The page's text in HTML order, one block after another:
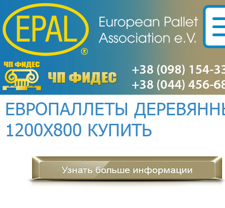
ЕВРОПАЛЛЕТЫ
1200Х800 КУПИТЬ